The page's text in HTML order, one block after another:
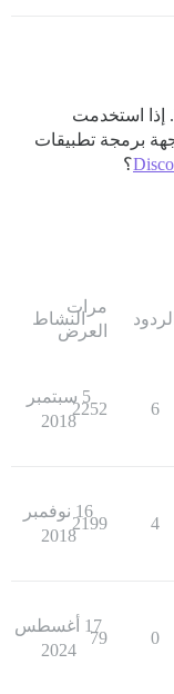
برمجة تطبيقات
؟
الردود
مرات
العرض
النشاط
6
2252
5 سبتمبر
2018
4
2199
16 نوفمبر
2018
0
79
17 أغسطس
2024